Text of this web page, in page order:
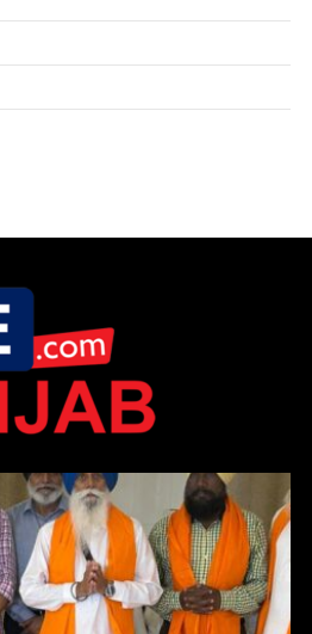
ਮਿਸ਼ਨ (ਖੋਜ) ਦੀ ਸਲਾਨਾ ਚੋਣ